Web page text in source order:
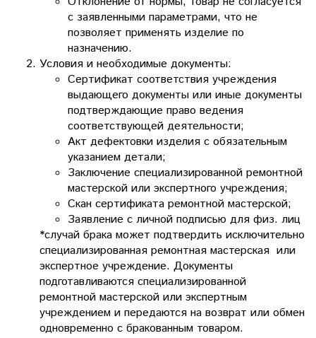
с заявленными параметрами, что не
позволяет применять изделие по
назначению.
Условия и необходимые документы:
Сертификат соответствия учреждения
выдающего документы или иные документы
подтверждающие право ведения
соответствующей деятельности;
Акт дефектовки изделия с обязательным
указанием детали;
Заключение специализированной ремонтной
мастерской или экспертного учреждения;
Скан сертификата ремонтной мастерской;
Заявление с личной подписью для физ. лиц
*случай брака может подтвердить исключительно
специализированная ремонтная мастерская или
экспертное учреждение. Документы
подготавливаются специализированной
ремонтной мастерской или экспертным
учреждением и передаются на возврат или обмен
одновременно с бракованным товаром.